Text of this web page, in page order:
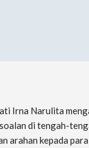
Irna Narulita
di tengah-
arahan kepada